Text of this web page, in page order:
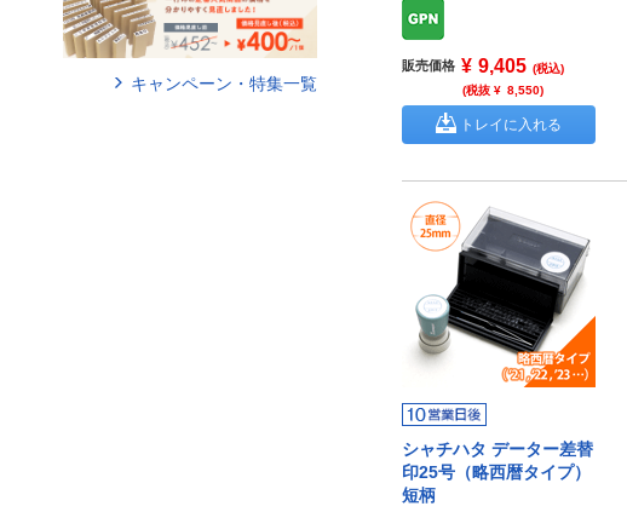
キャンペーン・特集一覧
販売価格 ¥ 9,405 (税込)
(税抜 ¥ 8,550)
トレイに入れる
シャチハタ データー差替
印25号（略西暦タイプ）
短柄